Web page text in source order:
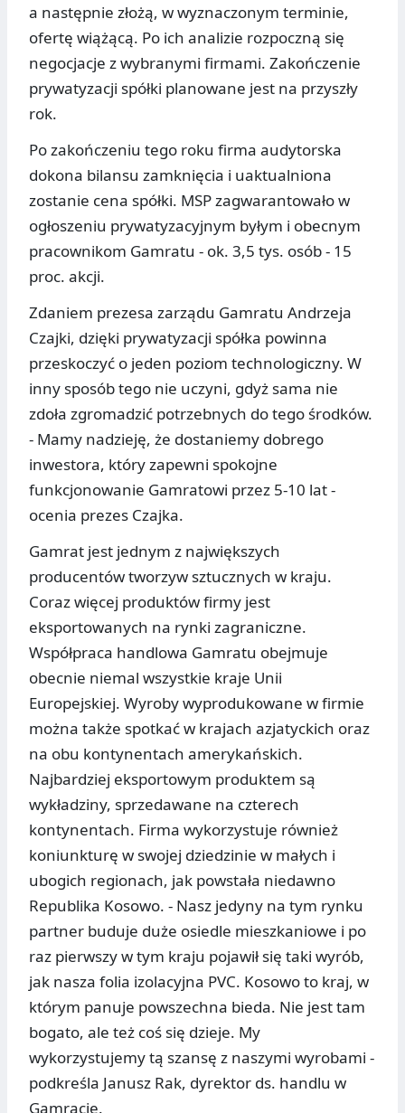
a następnie złożą, w wyznaczonym terminie,
ofertę wiążącą. Po ich analizie rozpoczną się
negocjacje z wybranymi firmami. Zakończenie
prywatyzacji spółki planowane jest na przyszły
rok.
Po zakończeniu tego roku firma audytorska
dokona bilansu zamknięcia i uaktualniona
zostanie cena spółki. MSP zagwarantowało w
ogłoszeniu prywatyzacyjnym byłym i obecnym
pracownikom Gamratu - ok. 3,5 tys. osób - 15
proc. akcji.
Zdaniem prezesa zarządu Gamratu Andrzeja
Czajki, dzięki prywatyzacji spółka powinna
przeskoczyć o jeden poziom technologiczny. W
inny sposób tego nie uczyni, gdyż sama nie
zdoła zgromadzić potrzebnych do tego środków.
- Mamy nadzieję, że dostaniemy dobrego
inwestora, który zapewni spokojne
funkcjonowanie Gamratowi przez 5-10 lat -
ocenia prezes Czajka.
Gamrat jest jednym z największych
producentów tworzyw sztucznych w kraju.
Coraz więcej produktów firmy jest
eksportowanych na rynki zagraniczne.
Współpraca handlowa Gamratu obejmuje
obecnie niemal wszystkie kraje Unii
Europejskiej. Wyroby wyprodukowane w firmie
można także spotkać w krajach azjatyckich oraz
na obu kontynentach amerykańskich.
Najbardziej eksportowym produktem są
wykładziny, sprzedawane na czterech
kontynentach. Firma wykorzystuje również
koniunkturę w swojej dziedzinie w małych i
ubogich regionach, jak powstała niedawno
Republika Kosowo. - Nasz jedyny na tym rynku
partner buduje duże osiedle mieszkaniowe i po
raz pierwszy w tym kraju pojawił się taki wyrób,
jak nasza folia izolacyjna PVC. Kosowo to kraj, w
którym panuje powszechna bieda. Nie jest tam
bogato, ale też coś się dzieje. My
wykorzystujemy tą szansę z naszymi wyrobami -
podkreśla Janusz Rak, dyrektor ds. handlu w
Gamracie.